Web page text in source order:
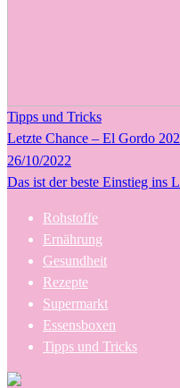
Tipps und Tricks
Letzte Chance – El Gordo
26/10/2022
Das ist der beste Einstieg ins
Rohstoffe
Ernährung
Gesundheit
Rezepte
Supermarkt
Essensboxen
Tipps und Tricks